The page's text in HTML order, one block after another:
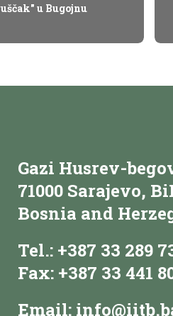
u Bugojnu
Gazi Husrev-
71000 Sarajevo,
Bosnia and
Tel.: +387 33 289
Fax: +387 33 441
Email: